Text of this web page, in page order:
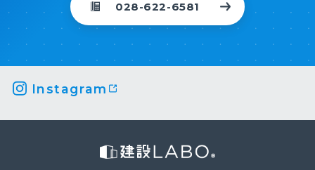
028-622-6581
Instagram